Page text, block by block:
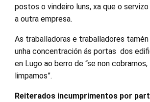
postos o vindeiro luns, xa que o
a outra empresa.
As traballadoras e traballadores
unha concentración ás portas dos
en Lugo ao berro de “se non
limpamos”.
Reiterados incumprimentos por